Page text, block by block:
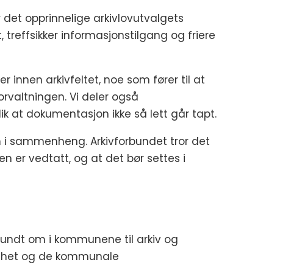
opprinnelige arkivlovutvalgets
informasjonstilgang og friere
innen arkivfeltet, noe som fører til at
Vi deler også
at dokumentasjon ikke så lett går tapt.
sammenheng. Arkivforbundet tror det
er vedtatt, og at det bør settes i
om i kommunene til arkiv og
og de kommunale